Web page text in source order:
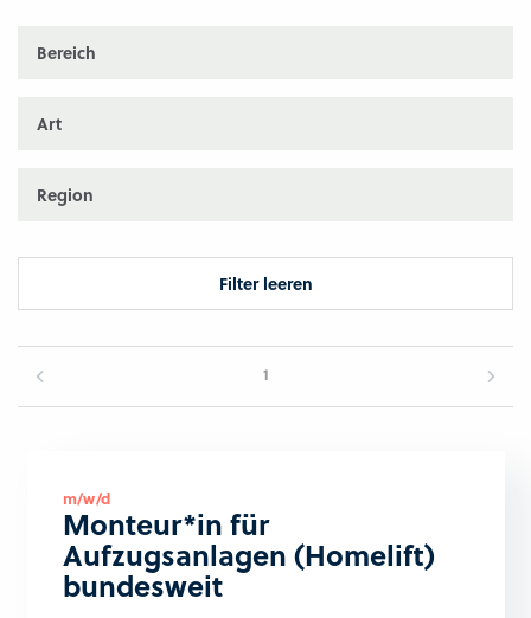
Bereich
Art
Region
Filter leeren
1
m/w/d
Monteur*in für
Aufzugsanlagen (Homelift)
bundesweit